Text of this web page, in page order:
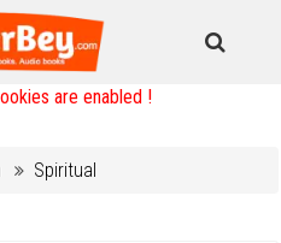
are enabled !
Spiritual